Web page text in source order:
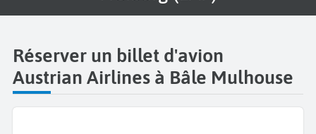
Réserver un billet d'avion
Austrian Airlines à Bâle Mulhouse